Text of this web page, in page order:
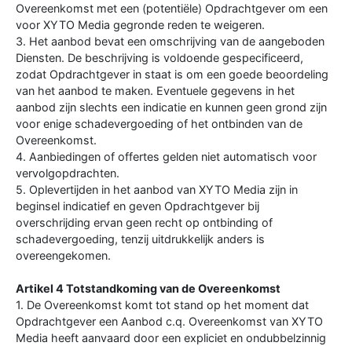
Overeenkomst met een (potentiële) Opdrachtgever om een
voor XYTO Media gegronde reden te weigeren.
3. Het aanbod bevat een omschrijving van de aangeboden
Diensten. De beschrijving is voldoende gespecificeerd,
zodat Opdrachtgever in staat is om een goede beoordeling
van het aanbod te maken. Eventuele gegevens in het
aanbod zijn slechts een indicatie en kunnen geen grond zijn
voor enige schadevergoeding of het ontbinden van de
Overeenkomst.
4. Aanbiedingen of offertes gelden niet automatisch voor
vervolgopdrachten.
5. Oplevertijden in het aanbod van XYTO Media zijn in
beginsel indicatief en geven Opdrachtgever bij
overschrijding ervan geen recht op ontbinding of
schadevergoeding, tenzij uitdrukkelijk anders is
overeengekomen.
Artikel 4 Totstandkoming van de Overeenkomst
1. De Overeenkomst komt tot stand op het moment dat
Opdrachtgever een Aanbod c.q. Overeenkomst van XYTO
Media heeft aanvaard door een expliciet en ondubbelzinnig